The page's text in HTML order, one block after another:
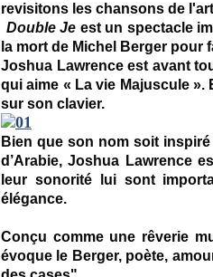
revisitons les chansons de
Double Je est un spectacle
la mort de Michel Berger pour
Joshua Lawrence est avant
qui aime « La vie Majuscule
sur son clavier.
Bien que son nom soit
d’Arabie, Joshua Lawrence
leur sonorité lui sont
élégance.
Conçu comme une rêverie
évoque le Berger, poète,